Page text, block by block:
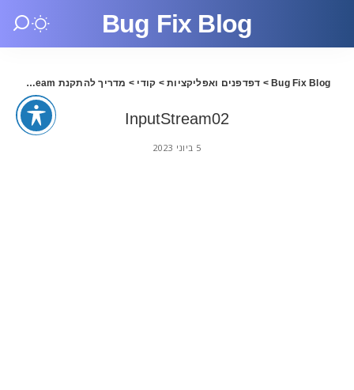
Bug Fix Blog
Bug Fix Blog
> דפדפנים ואפליקציות> קודי > מדריך להתקנת InputStream בקודי 20.1
InputStream02
5 ביוני 2023